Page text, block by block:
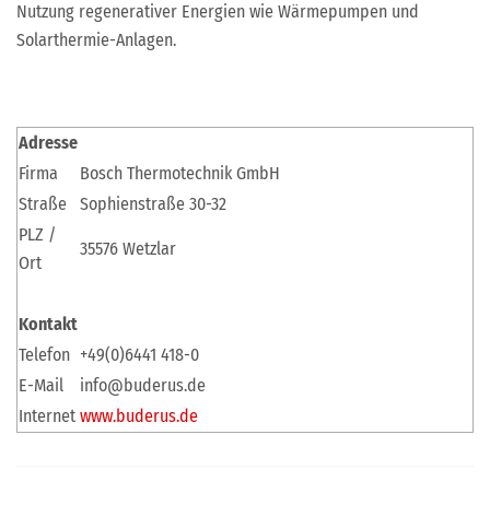
Nutzung regenerativer Energien wie Wärmepumpen und
Solarthermie-Anlagen.
Adresse
Firma
Bosch Thermotechnik GmbH
Straße
Sophienstraße 30-32
PLZ /
Ort
35576 Wetzlar
Kontakt
Telefon +49(0)6441 418-0
E-Mail
info@buderus.de
Internet www.buderus.de